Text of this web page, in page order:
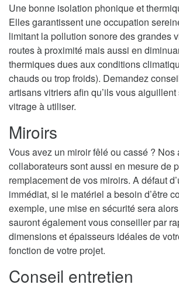
Une bonne isolation phonique et
Elles garantissent une occupation
limitant la pollution sonore des grandes
routes à proximité mais aussi en
thermiques dues aux conditions
chauds ou trop froids). Demandez
artisans vitriers afin qu’ils vous
vitrage à utiliser.
Miroirs
Vous avez un miroir fêlé ou cassé ? Nos
collaborateurs sont aussi en mesure de
remplacement de vos miroirs. A défaut
immédiat, si le matériel a besoin d’être
exemple, une mise en sécurité sera
sauront également vous conseiller par
dimensions et épaisseurs idéales de
fonction de votre projet.
Conseil entretien